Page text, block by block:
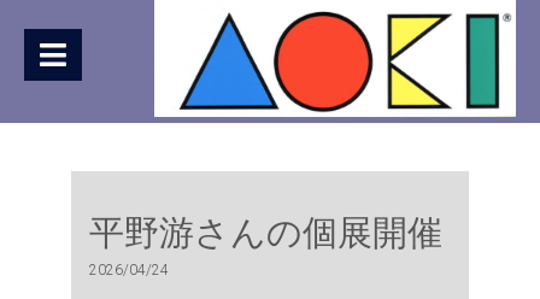
平野游さんの個展開催
2026/04/24